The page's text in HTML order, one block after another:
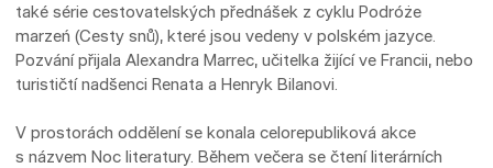
také série cestovatelských přednášek z cyklu Podróże
marzeń (Cesty snů), které jsou vedeny v polském jazyce.
Pozvání přijala Alexandra Marrec, učitelka žijící ve Francii, nebo
turističtí nadšenci Renata a Henryk Bilanovi.
V prostorách oddělení se konala celorepubliková akce
s názvem Noc literatury. Během večera se čtení literárních